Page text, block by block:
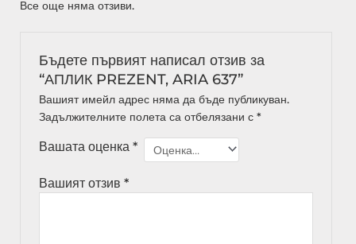
Все още няма отзиви.
Бъдете първият написал отзив за
“АПЛИК PREZENT, ARIA 637”
Вашият имейл адрес няма да бъде публикуван.
Задължителните полета са отбелязани с *
Вашата оценка *
Вашият отзив *